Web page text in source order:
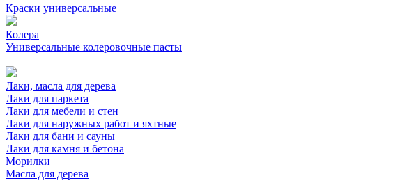
Краски универсальные
Колера
Универсальные колеровочные пасты
Лаки, масла для дерева
Лаки для паркета
Лаки для мебели и стен
Лаки для наружных работ и яхтные
Лаки для бани и сауны
Лаки для камня и бетона
Морилки
Масла для дерева